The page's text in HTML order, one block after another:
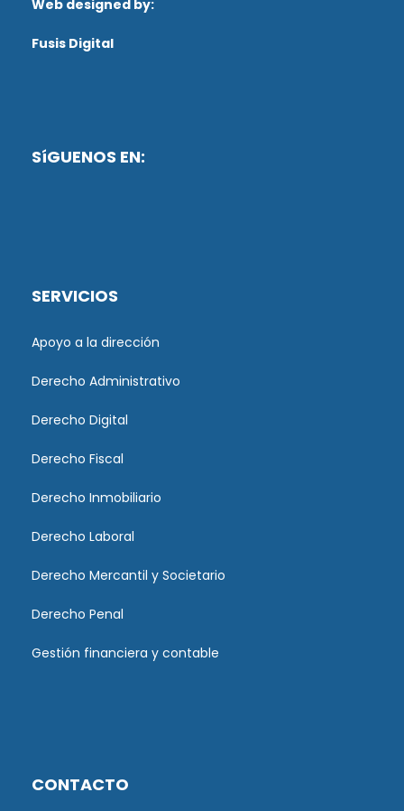
Web designed by:
Fusis Digital
SíGUENOS EN:
SERVICIOS
Apoyo a la dirección
Derecho Administrativo
Derecho Digital
Derecho Fiscal
Derecho Inmobiliario
Derecho Laboral
Derecho Mercantil y Societario
Derecho Penal
Gestión financiera y contable
CONTACTO